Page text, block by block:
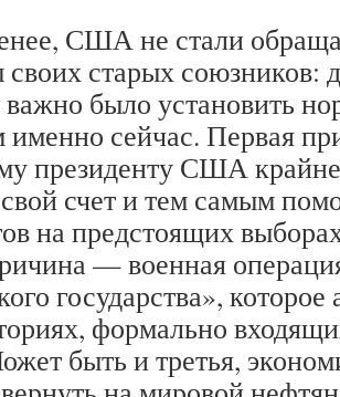
США не стали
своих старых союзников:
было установить
именно сейчас. Первая
президенту США крайне
счет и тем самым
на предстоящих
— военная
государства», которое
формально
быть и третья,